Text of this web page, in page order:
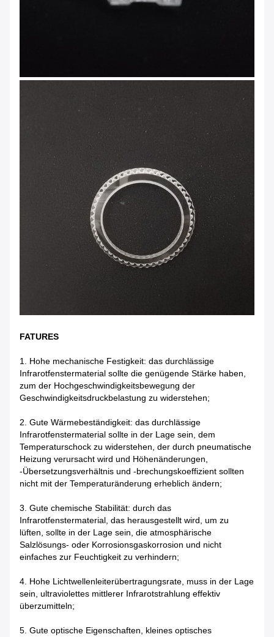
FATURES
1. Hohe mechanische Festigkeit: das durchlässige
Infrarotfenstermaterial sollte die genügende Stärke haben,
zum der Hochgeschwindigkeitsbewegung der
Geschwindigkeitsdruckbelastung zu widerstehen;
2. Gute Wärmebeständigkeit: das durchlässige
Infrarotfenstermaterial sollte in der Lage sein, dem
Temperaturschock zu widerstehen, der durch pneumatische
Heizung verursacht wird und Höhenänderungen,
-Übersetzungsverhältnis und -brechungskoeffizient sollten
nicht mit der Temperaturänderung erheblich ändern;
3. Gute chemische Stabilität: durch das
Infrarotfenstermaterial, das herausgestellt wird, um zu
lüften, sollte in der Lage sein, die atmosphärische
Salzlösungs- oder Korrosionsgaskorrosion und nicht
einfaches zur Feuchtigkeit zu verhindern;
4. Hohe Lichtwellenleiterübertragungsrate, muss in der Lage
sein, ultraviolettes mittlerer Infrarotstrahlung effektiv
überzumitteln;
5. Gute optische Eigenschaften, kleines optisches